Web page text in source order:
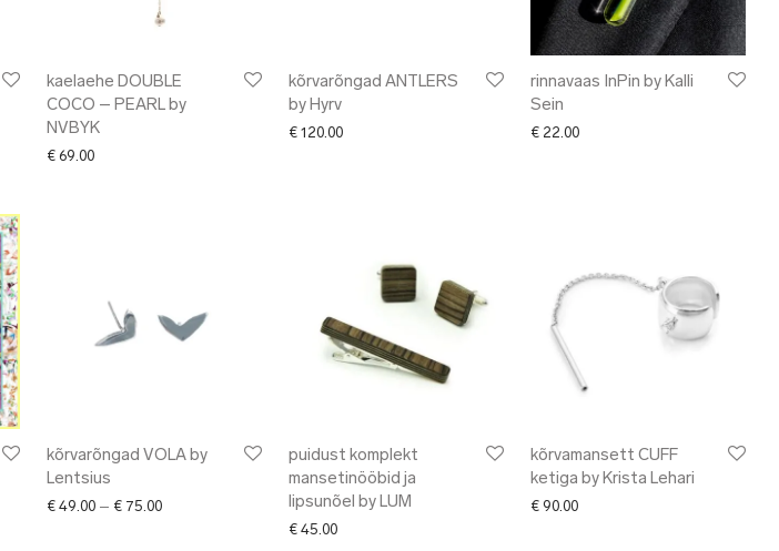
kaelaehe DOUBLE
COCO – PEARL by
NVBYK
€ 69.00
kõrvarõngad ANTLERS
by Hyrv
€ 120.00
rinnavaas InPin by Kalli
Sein
€ 22.00
kõrvarõngad VOLA by
Lentsius
€ 49.00 – € 75.00Price range: € 49.00 through € 75.00
puidust komplekt
mansetinööbid ja
lipsunõel by LUM
€ 45.00
kõrvamansett CUFF
ketiga by Krista Lehari
€ 90.00